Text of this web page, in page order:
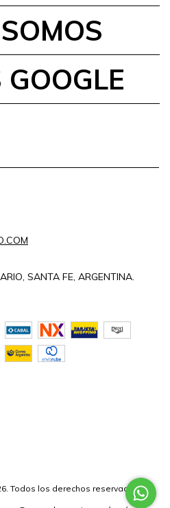
SANTA FE, ARGENTINA.
Todos los derechos reservados.